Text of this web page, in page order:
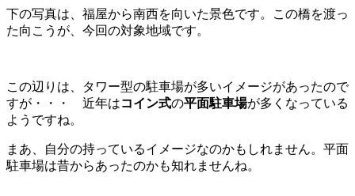
下の写真は、福屋から南西を向いた景色です。この橋を渡っ
た向こうが、今回の対象地域です。
この辺りは、タワー型の駐車場が多いイメージがあったので
すが・・・ 近年はコイン式の平面駐車場が多くなっている
ようですね。
まあ、自分の持っているイメージなのかもしれません。平面
駐車場は昔からあったのかも知れませんね。